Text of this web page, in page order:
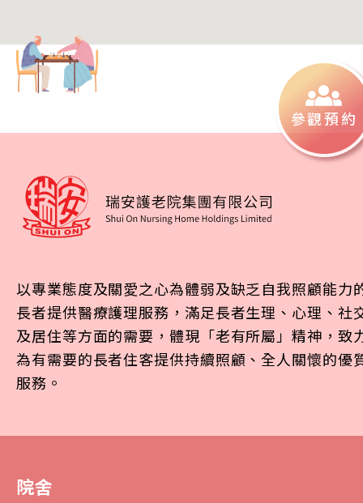
參觀預約
以專業態度及關愛之心為體弱及缺乏自我照顧能力
長者提供醫療護理服務，滿足長者生理、心理、社
及居住等方面的需要，體現「老有所屬」精神，致
為有需要的長者住客提供持續照顧、全人關懷的優
服務。
院舍